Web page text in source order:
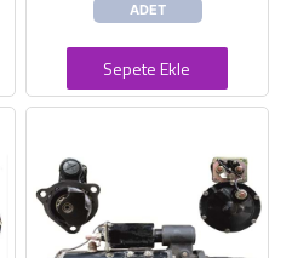
ADET
Sepete Ekle